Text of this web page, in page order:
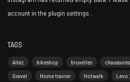
account in the plugin settings .
TAGS
Allez bikeshop bruxelles chaussures
Gravel
Home trainer Hotwalk Levo